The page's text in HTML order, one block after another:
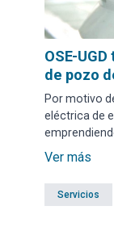
OSE-
de pozo
Por motivo
eléctrica de
afecte lo
Ver más
Servicios